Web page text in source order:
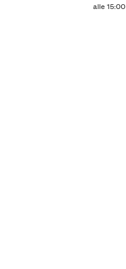
alle 15:00